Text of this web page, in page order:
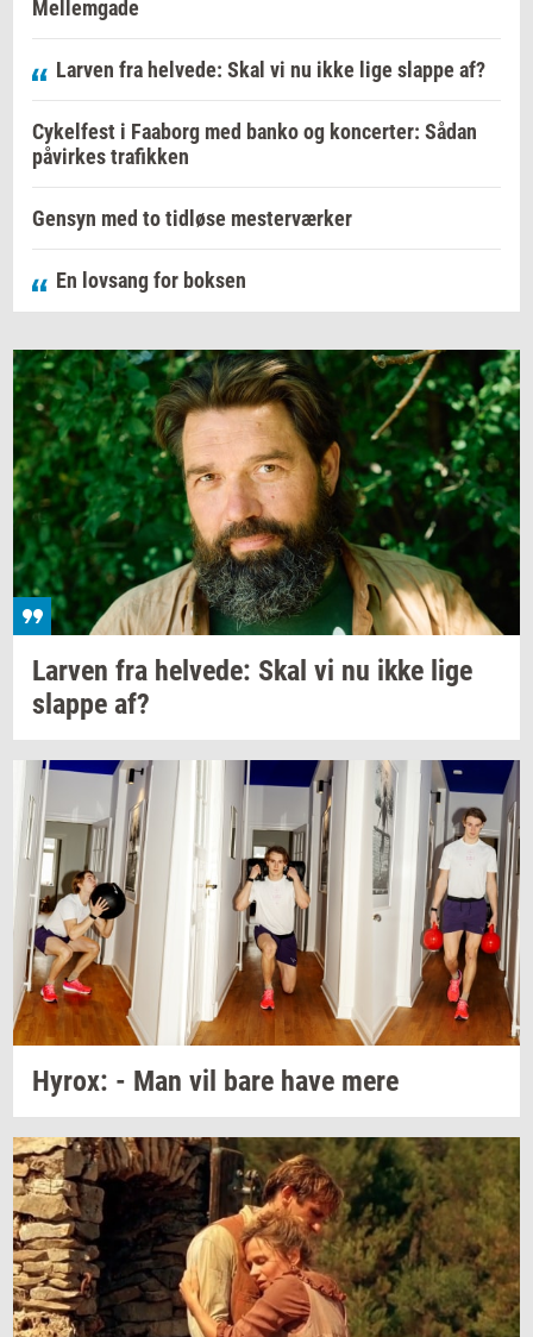
Mellemgade
Larven fra helvede: Skal vi nu ikke lige slappe af?
Cykelfest i Faaborg med banko og koncerter: Sådan
påvirkes trafikken
Gensyn med to tidløse mesterværker
En lovsang for boksen
Lar­ven fra hel­ve­de: Skal vi nu ikke lige
slap­pe af?
Hyrox: - Man vil bare have mere